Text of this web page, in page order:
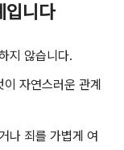
입니다
지 않습니다.
자연스러운 관계
나 죄를 가볍게 여